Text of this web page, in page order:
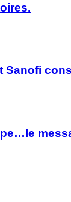
Sanofi